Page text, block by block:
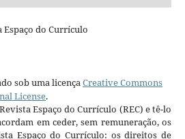
Espaço do Currículo
sob uma licençaCreative Commons
License.
Espaço do Currículo (REC) e tê-lo
em ceder, sem remuneração, os
Espaço do Currículo: os direitos de